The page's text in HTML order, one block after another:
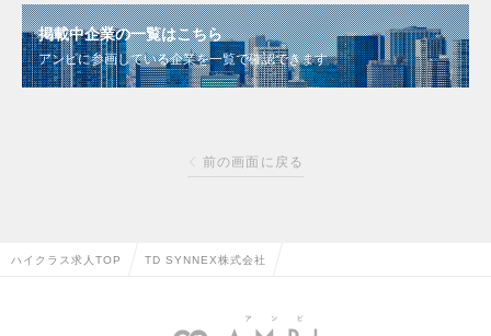
掲載中企業の一覧はこちら
アンビに参画している企業を一覧で確認できます
前の画面に戻る
ハイクラス求人TOP TD SYNNEX株式会社